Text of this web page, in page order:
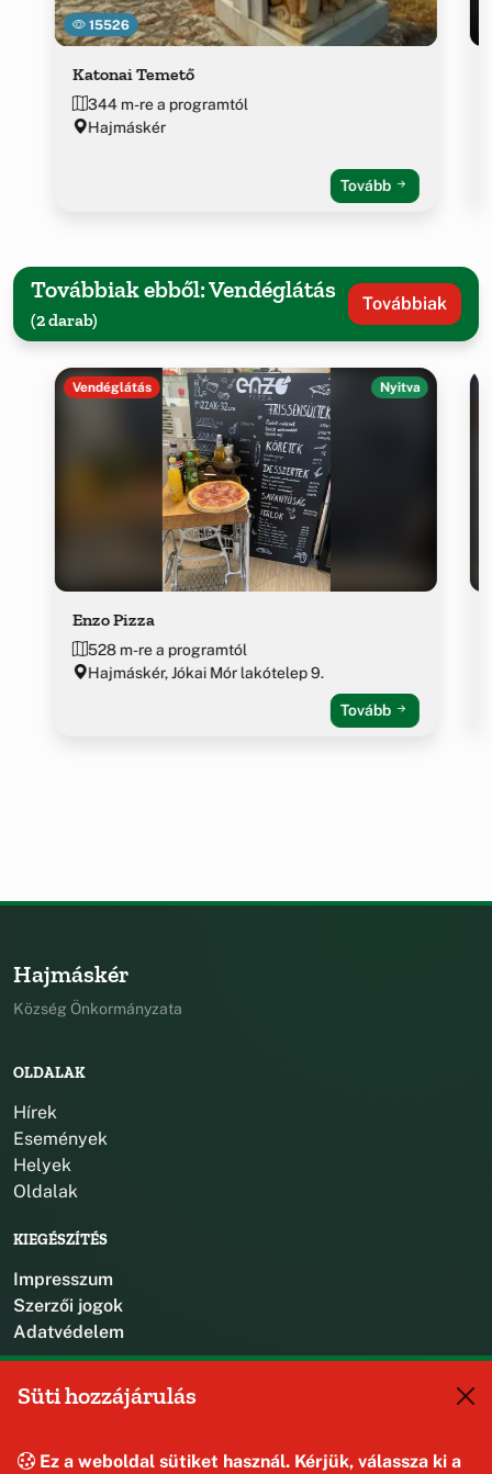
15526
Katonai Temető
344 m-re a programtól
Hajmáskér
Tovább
Továbbiak ebből: Vendéglátás
(2 darab)
Továbbiak
Vendéglátás Nyitva
Enzo Pizza
528 m-re a programtól
Hajmáskér, Jókai Mór lakótelep 9.
Tovább
Hajmáskér
Község Önkormányzata
OLDALAK
Hírek
Események
Helyek
Oldalak
KIEGÉSZÍTÉS
Impresszum
Szerzői jogok
Adatvédelem
Süti hozzájárulás
Ez a weboldal sütiket használ. Kérjük, válassza ki a